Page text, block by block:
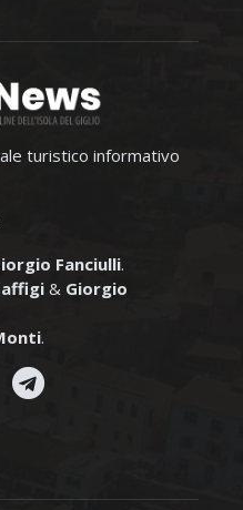
turistico informativo
Fanciulli.
& Giorgio
.